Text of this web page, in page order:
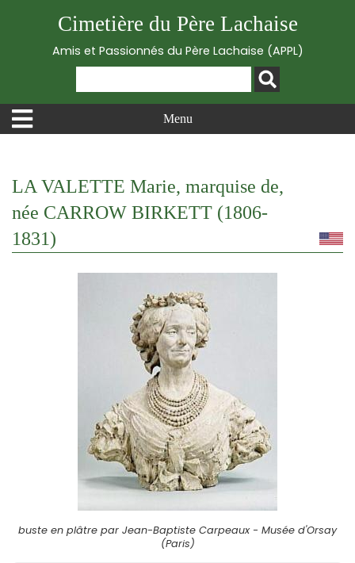
Cimetière du Père Lachaise
Amis et Passionnés du Père Lachaise (APPL)
Menu
LA VALETTE Marie, marquise de,
née CARROW BIRKETT (1806-
1831)
buste en plâtre par Jean-Baptiste Carpeaux - Musée d'Orsay
(Paris)